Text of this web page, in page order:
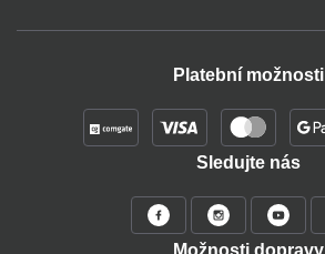
Platební možnosti
Sledujte nás